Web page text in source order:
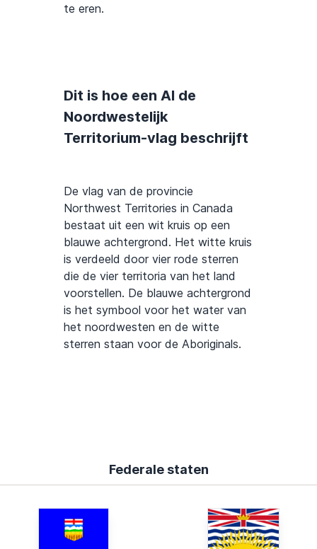
te eren.
Dit is hoe een AI de
Noordwestelijk
Territorium-vlag beschrijft
De vlag van de provincie
Northwest Territories in Canada
bestaat uit een wit kruis op een
blauwe achtergrond. Het witte kruis
is verdeeld door vier rode sterren
die de vier territoria van het land
voorstellen. De blauwe achtergrond
is het symbool voor het water van
het noordwesten en de witte
sterren staan voor de Aboriginals.
Federale staten